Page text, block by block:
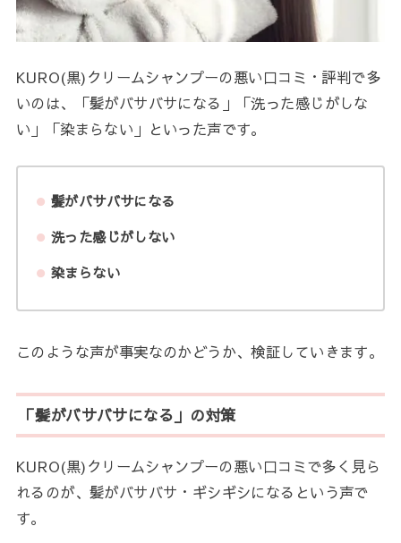
KURO(黒)クリームシャンプーの悪い口コミ・評判で多
いのは、「髪がバサバサになる」「洗った感じがしな
い」「染まらない」といった声です。
髪がバサバサになる
洗った感じがしない
染まらない
このような声が事実なのかどうか、検証していきます。
「髪がバサバサになる」の対策
KURO(黒)クリームシャンプーの悪い口コミで多く見ら
れるのが、髪がバサバサ・ギシギシになるという声で
す。